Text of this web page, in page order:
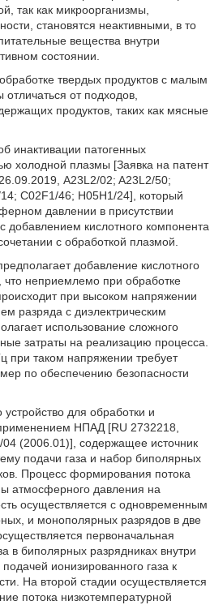
так как микроорганизмы,
становятся неактивными, в то
вещества внутри
состоянии.
твердых продуктов с малым
от подходов,
продуктов, таких как мясные
инактивации патогенных
холодной плазмы [Заявка на патент
A23L2/02; A23L2/50;
C02F1/46; H05H1/24], который
давлении в присутствии
добавлением кислотного компонента
с обработкой плазмой.
добавление кислотного
что неприемлемо при обработке
при высоком напряжении
разряда с диэлектрическим
использование сложного
затраты на реализацию процесса.
при таком напряжении требует
по обеспечению безопасности
устройство для обработки и
НПАД [RU 2732218,
(2006.01)], содержащее источник
подачи газа и набор биполярных
Процесс формирования потока
атмосферного давления на
осуществляется с одновременным
и монополярных разрядов в две
первоначальная
в биполярных разрядниках внутри
ионизированного газа к
На второй стадии осуществляется
потока низкотемпературной